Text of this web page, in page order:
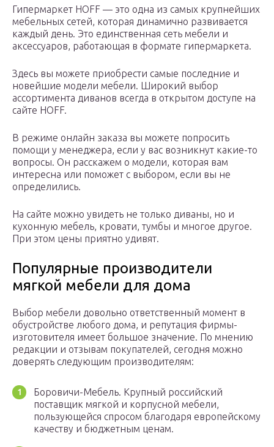
Гипермаркет HOFF — это одна из самых крупнейших
мебельных сетей, которая динамично развивается
каждый день. Это единственная сеть мебели и
аксессуаров, работающая в формате гипермаркета.
Здесь вы можете приобрести самые последние и
новейшие модели мебели. Широкий выбор
ассортимента диванов всегда в открытом доступе на
сайте HOFF.
В режиме онлайн заказа вы можете попросить
помощи у менеджера, если у вас возникнут какие-то
вопросы. Он расскажем о модели, которая вам
интересна или поможет с выбором, если вы не
определились.
На сайте можно увидеть не только диваны, но и
кухонную мебель, кровати, тумбы и многое другое.
При этом цены приятно удивят.
Популярные производители
мягкой мебели для дома
Выбор мебели довольно ответственный момент в
обустройстве любого дома, и репутация фирмы-
изготовителя имеет большое значение. По мнению
редакции и отзывам покупателей, сегодня можно
доверять следующим производителям:
Боровичи-Мебель. Крупный российский
поставщик мягкой и корпусной мебели,
пользующейся спросом благодаря европейскому
качеству и бюджетным ценам.